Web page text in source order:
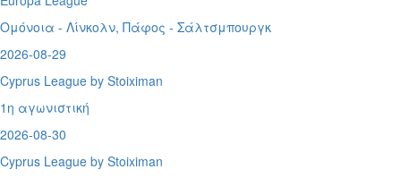
Ομόνοια - Λίνκολν, Πάφος - Σάλτσμπουργκ
2026-08-29
Cyprus League by Stoiximan
1η αγωνιστική
2026-08-30
Cyprus League by Stoiximan